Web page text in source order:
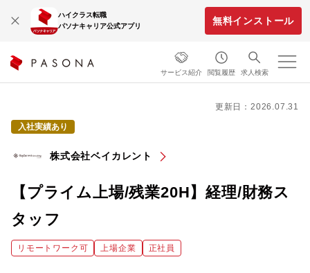
ハイクラス転職
パソナキャリア公式アプリ
無料インストール
サービス紹介 閲覧履歴 求人検索
更新日：2026.07.31
入社実績あり
株式会社ベイカレント
【プライム上場/残業20H】経理/財務ス
タッフ
リモートワーク可 上場企業 正社員